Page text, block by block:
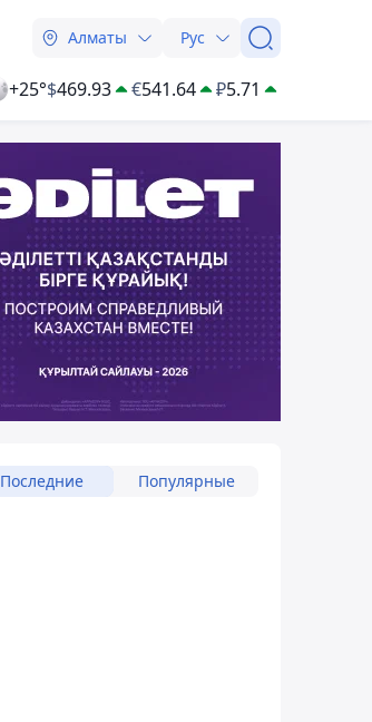
Алматы Рус
+25°$469.93 €541.64 ₽5.71
Последние Популярные